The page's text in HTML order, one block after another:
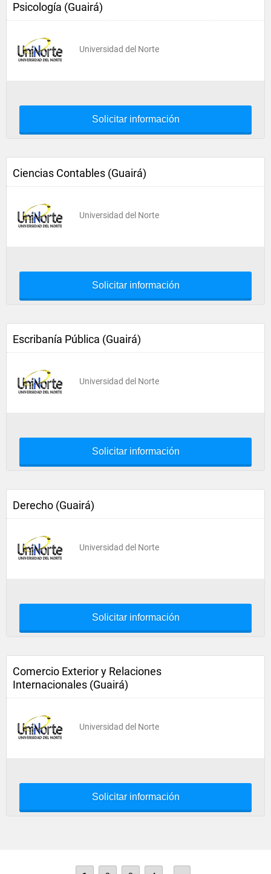
Psicología (Guairá)
Universidad del Norte
Solicitar información
Ciencias Contables (Guairá)
Universidad del Norte
Solicitar información
Escribanía Pública (Guairá)
Universidad del Norte
Solicitar información
Derecho (Guairá)
Universidad del Norte
Solicitar información
Comercio Exterior y Relaciones
Internacionales (Guairá)
Universidad del Norte
Solicitar información